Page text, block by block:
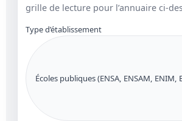
grille de lecture pour l’annuaire ci-
Type d’établissement